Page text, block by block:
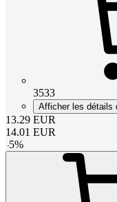
3533
Afficher les détails
13.29 EUR
14.01 EUR
-5%